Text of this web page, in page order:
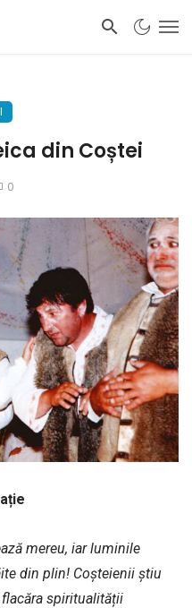
din Coștei
0
mereu, iar luminile
din plin! Coșteienii știu
spiritualității